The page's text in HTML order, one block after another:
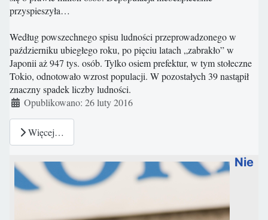
przyspieszyła…
Według powszechnego spisu ludności przeprowadzonego w
październiku ubiegłego roku, po pięciu latach „zabrakło” w
Japonii aż 947 tys. osób. Tylko osiem prefektur, w tym stołeczne
Tokio, odnotowało wzrost populacji. W pozostałych 39 nastąpił
znaczny spadek liczby ludności.
Szczegóły
Opublikowano: 26 luty 2016
Więcej…
Nie